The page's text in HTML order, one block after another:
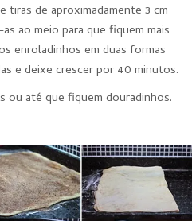
tiras de aproximadamente 3 cm
ao meio para que fiquem mais
enroladinhos em duas formas
e deixe crescer por 40 minutos.
ou até que fiquem douradinhos.